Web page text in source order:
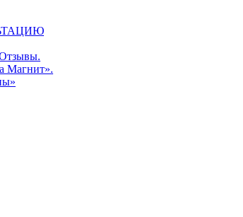
Магнит».